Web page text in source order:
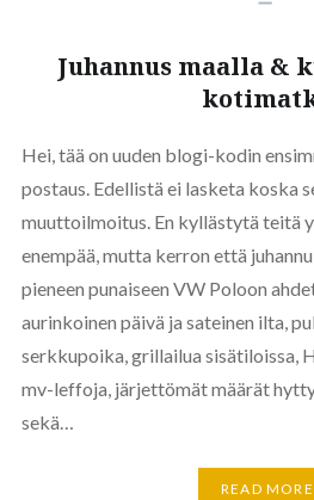
Juhannus maalla &
Hei, tää on uuden blogi-kodin
postaus. Edellistä ei lasketa koska
muuttoilmoitus. En kyllästytä teitä
enempää, mutta kerron että
pieneen punaiseen VW Poloon
aurinkoinen päivä ja sateinen ilta,
serkkupoika, grillailua sisätiloissa,
mv-leffoja, järjettömät määrät
sekä…
READ MORE